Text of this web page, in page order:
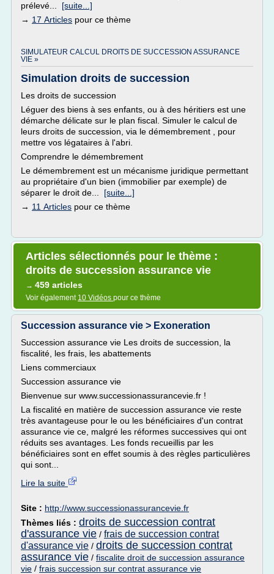
prélevé... [suite...]
→ 17 Articles pour ce thème
SIMULATEUR CALCUL DROITS DE SUCCESSION ASSURANCE
VIE »
Simulation droits de succession
Les droits de succession
Léguer des biens à ses enfants, ou à des héritiers est une
démarche délicate sur le plan fiscal. Simuler le calcul de
leurs droits de succession, via le démembrement , pour
mettre vos légataires à l'abri.
Comprendre le démembrement
Le démembrement est un mécanisme juridique permettant
au propriétaire d'un bien (immobilier par exemple) de
séparer le droit de... [suite...]
→ 11 Articles pour ce thème
Articles sélectionnés pour le thème :
droits de succession assurance vie
→ 459 articles
Voir également 10 Vidéos pour ce thème
Succession assurance vie > Exoneration
Succession assurance vie Les droits de succession, la
fiscalité, les frais, les abattements
Liens commerciaux
Succession assurance vie
Bienvenue sur www.successionassurancevie.fr !
La fiscalité en matière de succession assurance vie reste
très avantageuse pour le ou les bénéficiaires d'un contrat
assurance vie ce, malgré les réformes successives qui ont
réduits ses avantages. Les fonds recueillis par les
bénéficiaires sont en effet soumis à des règles particulières
qui sont...
Lire la suite
Site : http://www.successionassurancevie.fr
Thèmes liés : droits de succession contrat
d'assurance vie / frais de succession contrat
d'assurance vie / droits de succession contrat
assurance vie / fiscalite droit de succession assurance
vie / frais succession sur contrat assurance vie